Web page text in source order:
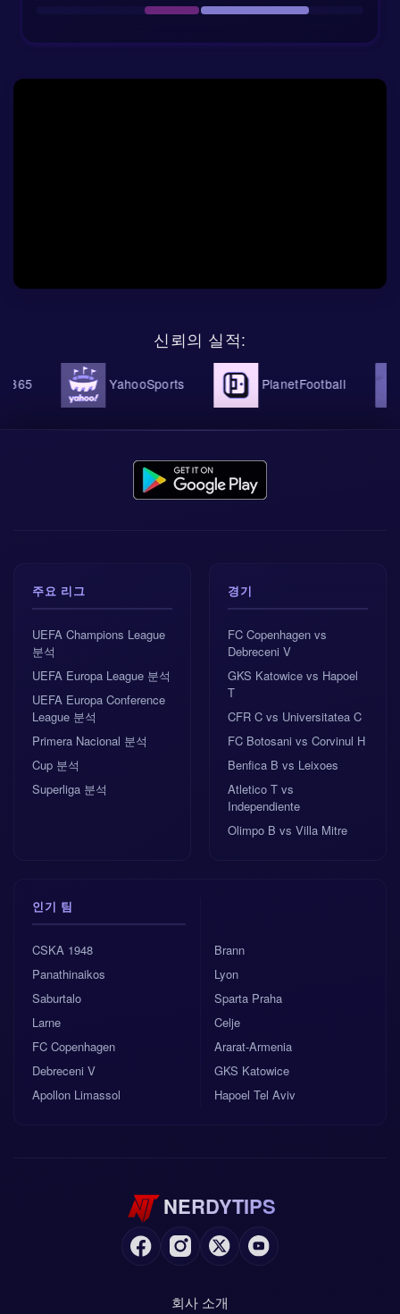
신뢰의 실적:
YahooSports PlanetFootball
주요 리그
UEFA Champions League
분석
UEFA Europa League 분석
UEFA Europa Conference
League 분석
Primera Nacional 분석
Cup 분석
Superliga 분석
경기
FC Copenhagen vs
Debreceni V
GKS Katowice vs Hapoel
T
CFR C vs Universitatea C
FC Botosani vs Corvinul H
Benfica B vs Leixoes
Atletico T vs
Independiente
Olimpo B vs Villa Mitre
인기 팀
CSKA 1948
Panathinaikos
Saburtalo
Larne
FC Copenhagen
Debreceni V
Apollon Limassol
Brann
Lyon
Sparta Praha
Celje
Ararat-Armenia
GKS Katowice
Hapoel Tel Aviv
NERDYTIPS
회사 소개